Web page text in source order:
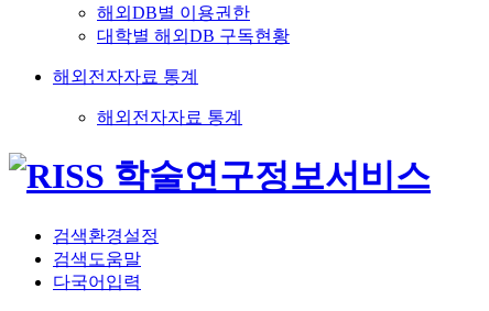
해외DB별 이용권한
대학별 해외DB 구독현황
해외전자자료 통계
해외전자자료 통계
검색환경설정
검색도움말
다국어입력